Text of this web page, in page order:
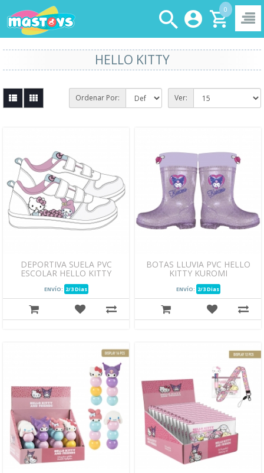
0
HELLO KITTY
Ordenar Por: Ver:
DEPORTIVA SUELA PVC
ESCOLAR HELLO KITTY
ENVÍO: 2/3 Dias
BOTAS LLUVIA PVC HELLO
KITTY KUROMI
ENVÍO: 2/3 Dias